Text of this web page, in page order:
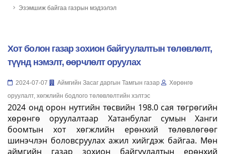
Эзэмшиж байгаа газрын мэдээлэл
Хот болон газар зохион байгуулалтын төлөвлөлт,
түүнд нэмэлт, өөрчлөлт оруулах
2024-07-07 Аймгийн Засаг даргын Тамгын газар
Хөрөнгө
оруулалт, хөгжлийн бодлого төлөвлөлтийн хэлтэс
2024 онд орон нутгийн төсвийн 198.0 сая төгрөгийн
хөрөнгө оруулалтаар Хатанбулаг сумын Ханги
боомтын хот хөгжлийн ерөнхий төлөвлөгөөг
шинэчлэн боловсруулах ажил хийгдэж байгаа. Мөн
аймгийн газар зохион байгуулалтын ерөнхий